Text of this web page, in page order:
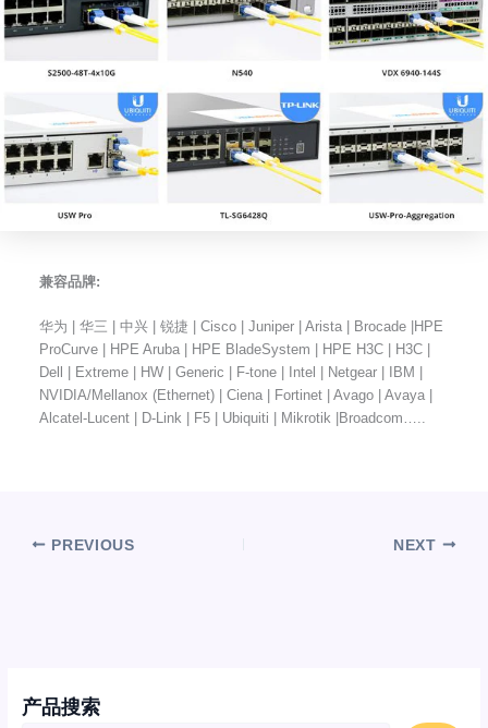
产品搜索
兼容品牌:
华为 | 华三 | 中兴 | 锐捷 | Cisco | Juniper | Arista | Brocade |HPE
ProCurve | HPE Aruba | HPE BladeSystem | HPE H3C | H3C |
Dell | Extreme | HW | Generic | F-tone | Intel | Netgear | IBM |
NVIDIA/Mellanox (Ethernet) | Ciena | Fortinet | Avago | Avaya |
Alcatel-Lucent | D-Link | F5 | Ubiquiti | Mikrotik |Broadcom…..
PREVIOUS NEXT